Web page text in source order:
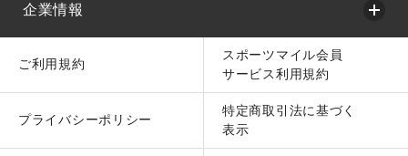
企業情報
ご利用規約
スポーツマイル会員
サービス利用規約
プライバシーポリシー
特定商取引法に基づく
表示